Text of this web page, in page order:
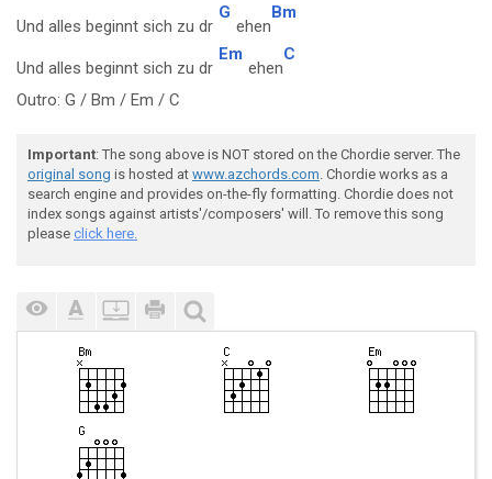
Und alles beginnt sich zu dr
G
ehen
Bm
Und alles beginnt sich zu dr
Em
ehen
C
Outro: G / Bm / Em / C
Important: The song above is NOT stored on the Chordie server. The
original song is hosted at www.azchords.com. Chordie works as a
search engine and provides on-the-fly formatting. Chordie does not
index songs against artists'/composers' will. To remove this song
please click here.